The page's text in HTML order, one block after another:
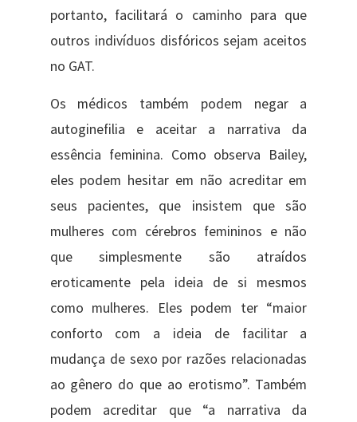
portanto, facilitará o caminho para que
outros indivíduos disfóricos sejam aceitos
no GAT.
Os médicos também podem negar a
autoginefilia e aceitar a narrativa da
essência feminina. Como observa Bailey,
eles podem hesitar em não acreditar em
seus pacientes, que insistem que são
mulheres com cérebros femininos e não
que simplesmente são atraídos
eroticamente pela ideia de si mesmos
como mulheres. Eles podem ter “maior
conforto com a ideia de facilitar a
mudança de sexo por razões relacionadas
ao gênero do que ao erotismo”. Também
podem acreditar que “a narrativa da